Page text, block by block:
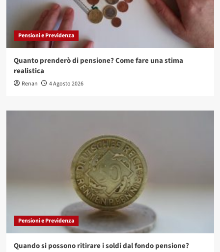
Pensioni e Previdenza
Quanto prenderò di pensione? Come fare una stima
realistica
Renan 4 Agosto 2026
Pensioni e Previdenza
Quando si possono ritirare i soldi dal fondo pensione?